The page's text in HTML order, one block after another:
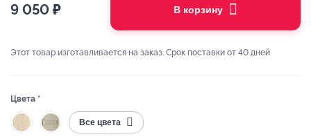
9 050 ₽ В корзину
Этот товар изготавливается на заказ. Срок поставки от 40 дней
Цвета *
Все цвета